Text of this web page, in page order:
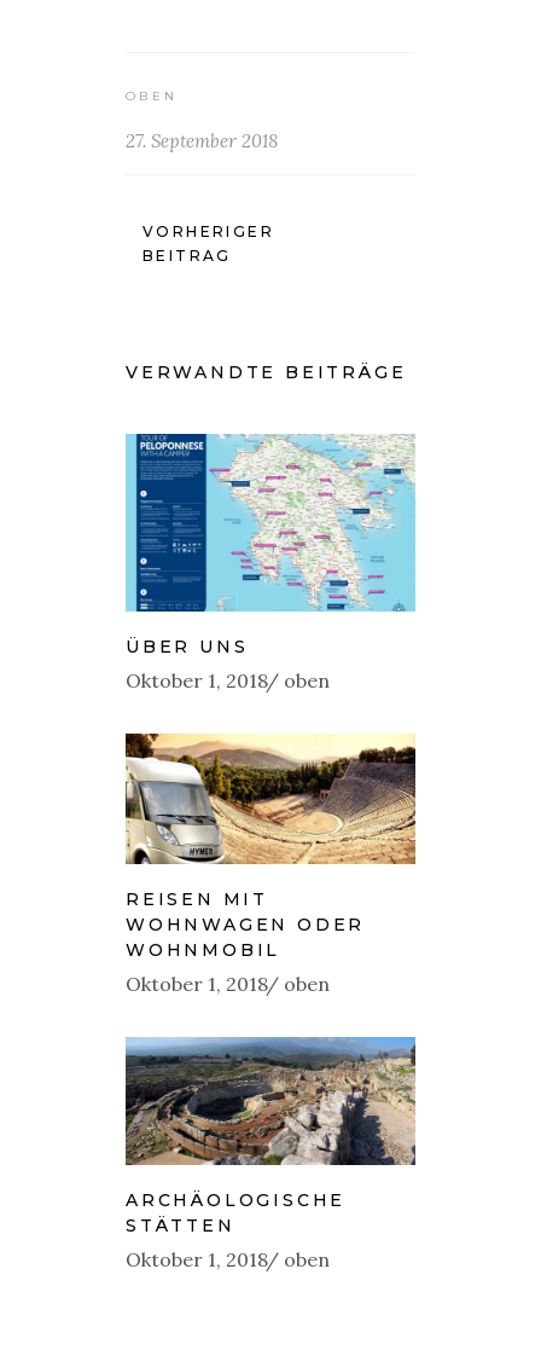
OBEN
27. September 2018
VORHERIGER
BEITRAG
VERWANDTE BEITRÄGE
ÜBER UNS
Oktober 1, 2018 oben
REISEN MIT
WOHNWAGEN ODER
WOHNMOBIL
Oktober 1, 2018 oben
ARCHÄOLOGISCHE
STÄTTEN
Oktober 1, 2018 oben